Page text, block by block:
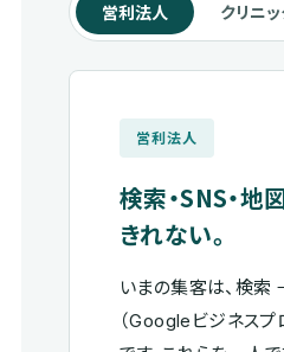
営利法人 クリニ
営利法人
検索・SNS・地
きれない。
いまの集客は、検
（Googleビジネスプ